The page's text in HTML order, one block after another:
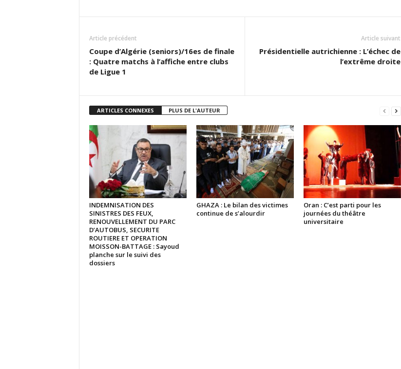
Article précédent
Coupe d’Algérie (seniors)/16es de finale
: Quatre matchs à l’affiche entre clubs
de Ligue 1
Article suivant
Présidentielle autrichienne : L’échec de
l’extrême droite
ARTICLES CONNEXES PLUS DE L'AUTEUR
INDEMNISATION DES
SINISTRES DES FEUX,
RENOUVELLEMENT DU PARC
D’AUTOBUS, SECURITE
ROUTIERE ET OPERATION
MOISSON-BATTAGE : Sayoud
planche sur le suivi des
dossiers
GHAZA : Le bilan des victimes
continue de s’alourdir
Oran : C’est parti pour les
journées du théâtre
universitaire